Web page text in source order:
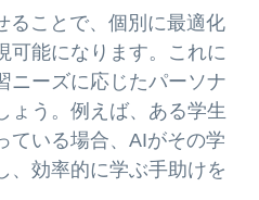
ることで、個別に最適化
可能になります。これに
ニーズに応じたパーソナ
ょう。例えば、ある学生
ている場合、AIがその学
、効率的に学ぶ手助けを